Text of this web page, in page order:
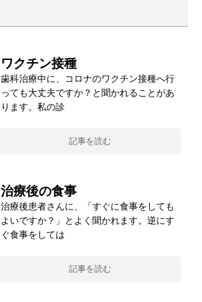
ワクチン接種
歯科治療中に、コロナのワクチン接種へ行
っても大丈夫ですか？と聞かれることがあ
ります。私の診
記事を読む
治療後の食事
治療後患者さんに、「すぐに食事をしても
よいですか？」とよく聞かれます。逆にす
ぐ食事をしては
記事を読む